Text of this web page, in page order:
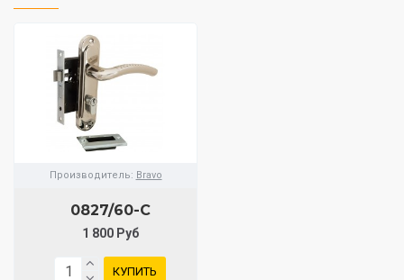
Производитель: Bravo
0827/60-C
1 800 Руб
КУПИТЬ